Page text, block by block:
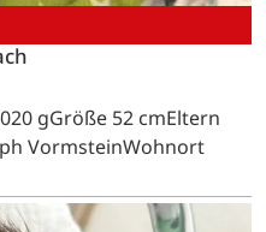
gGröße 52 cmEltern
VormsteinWohnort